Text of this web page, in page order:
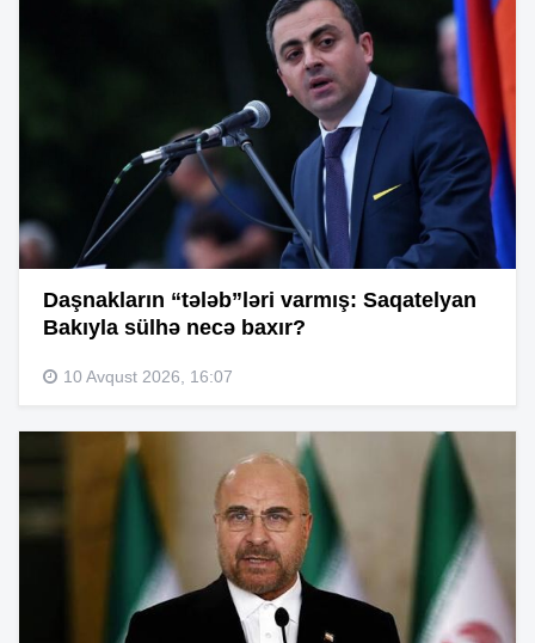
Daşnakların “tələb”ləri varmış: Saqatelyan
Bakıyla sülhə necə baxır?
10 Avqust 2026, 16:07